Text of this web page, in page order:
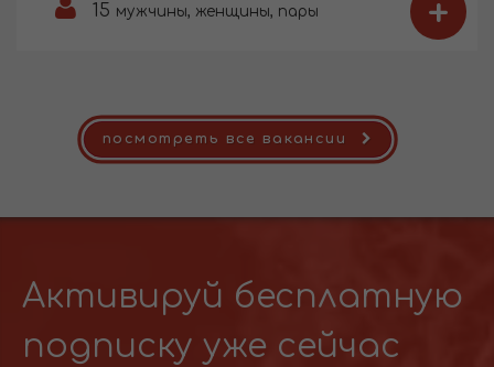
15 мужчины, женщины, пары +
посмотреть все вакансии
Активируй бесплатную
подписку уже сейчас